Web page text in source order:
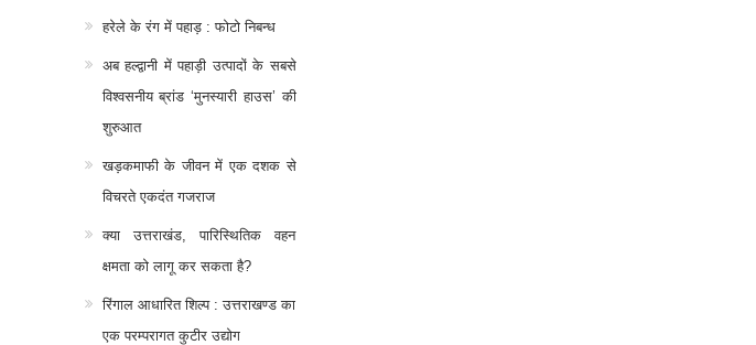
हरेले के रंग में पहाड़ : फोटो निबन्ध
अब हल्द्वानी में पहाड़ी उत्पादों के सबसे
विश्वसनीय ब्रांड ‘मुनस्यारी हाउस’ की
शुरुआत
खड़कमाफी के जीवन में एक दशक से
विचरते एकदंत गजराज
क्या उत्तराखंड, पारिस्थितिक वहन
क्षमता को लागू कर सकता है?
रिंगाल आधारित शिल्प : उत्तराखण्ड का
एक परम्परागत कुटीर उद्योग